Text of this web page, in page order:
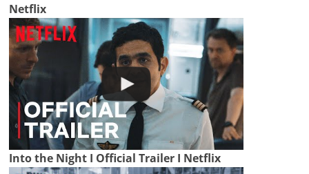
Netflix
Into the Night I Official Trailer I Netflix